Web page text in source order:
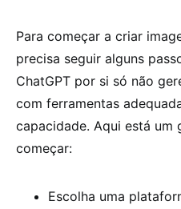
Para começar a criar
precisa seguir alguns
ChatGPT por si só não
com ferramentas
capacidade. Aqui está um
começar:
Escolha uma